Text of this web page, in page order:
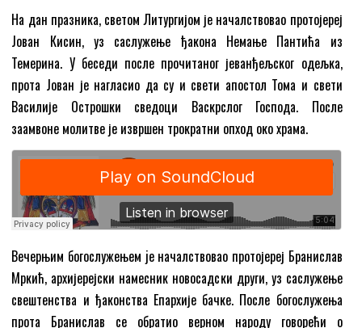
На дан празника, светом Литургијом је началствовао протојереј
Јован Кисин, уз саслужење ђакона Немање Пантића из
Темерина. У беседи после прочитаног јеванђељског одељка,
прота Јован је нагласио да су и свети апостол Тома и свети
Василије Острошки сведоци Васкрслог Господа. После
заамвоне молитве је извршен трократни опход око храма.
Вечерњим богослужењем je началствовао протојереј Бранислав
Мркић, архијерејски намесник новосадски други, уз саслужење
свештенства и ђаконства Епархије бачке. После богослужења
прота Бранислав се обратио верном народу говорећи о